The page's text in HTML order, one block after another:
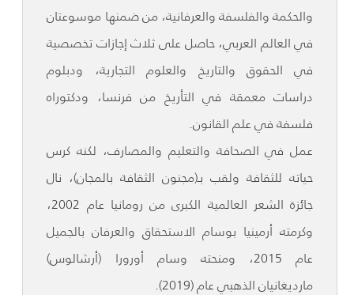
والحكمة والفلسفة والعرفانية، من ضمنها موسوعتان
في العالم العربي، حاصل على ثلاث إجازات تخصصية
في الحقوق والتاريخ والعلوم التجارية، ودبلوم
دراسات معمقة في التأريخ من فرنسا، ودكتوراه
فلسفة في علم القانون.
عمل في الصحافة والتعليم والمصارف، لكنه كرس
حياته للثقافة ولقب بـ(مجنون الثقافة بالمجان)، نال
جائزة الشعر العالمية الكبرى من رومانيا عام 2002،
وكرمته أرمينيا بوسام الاستحقاق والعرفان بالجميل
عام 2015، ومنحته وسام أورورا (أرشالوس)
مارديغانيان الذهبي عام (2019).